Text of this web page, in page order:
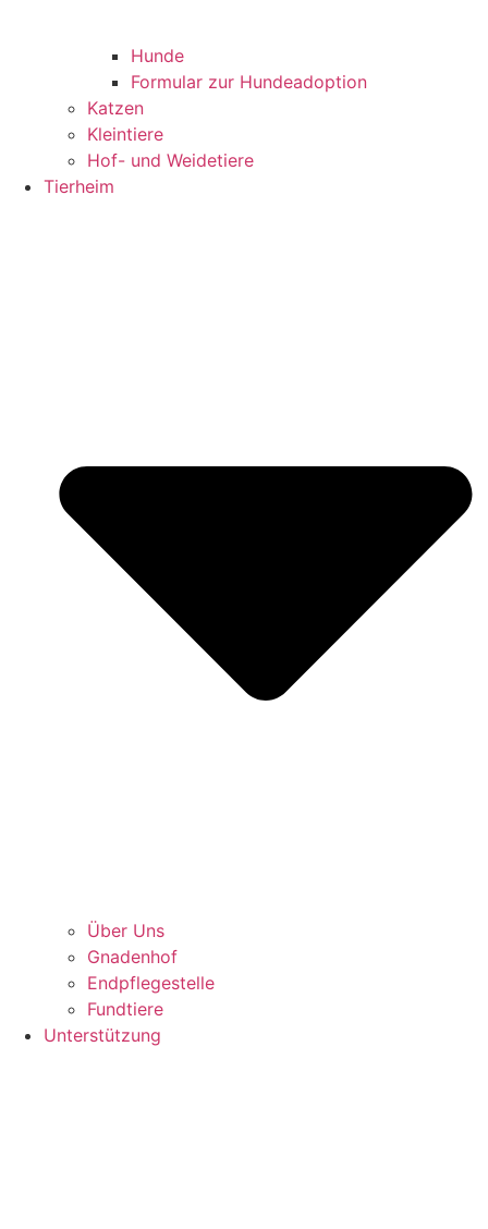
Hunde
Formular zur Hundeadoption
Katzen
Kleintiere
Hof- und Weidetiere
Tierheim
Über Uns
Gnadenhof
Endpflegestelle
Fundtiere
Unterstützung